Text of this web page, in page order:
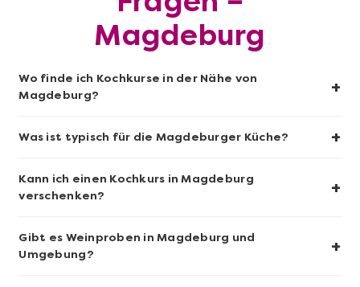
Mehr anzeigen
Magdeburg
Wo finde ich Kochkurse in der Nähe von
Magdeburg?
+
Was ist typisch für die Magdeburger Küche? +
Kann ich einen Kochkurs in Magdeburg
verschenken?
+
Gibt es Weinproben in Magdeburg und
Umgebung?
+